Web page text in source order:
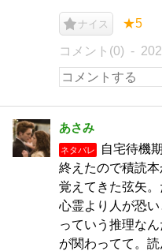
ナイス ★5
コメント(0)
あさみ
ネタバレ
自宅待機
終えたので積読
覚えてきた弦矢
心霊より人が恐
っていう推理な
が関わってて。